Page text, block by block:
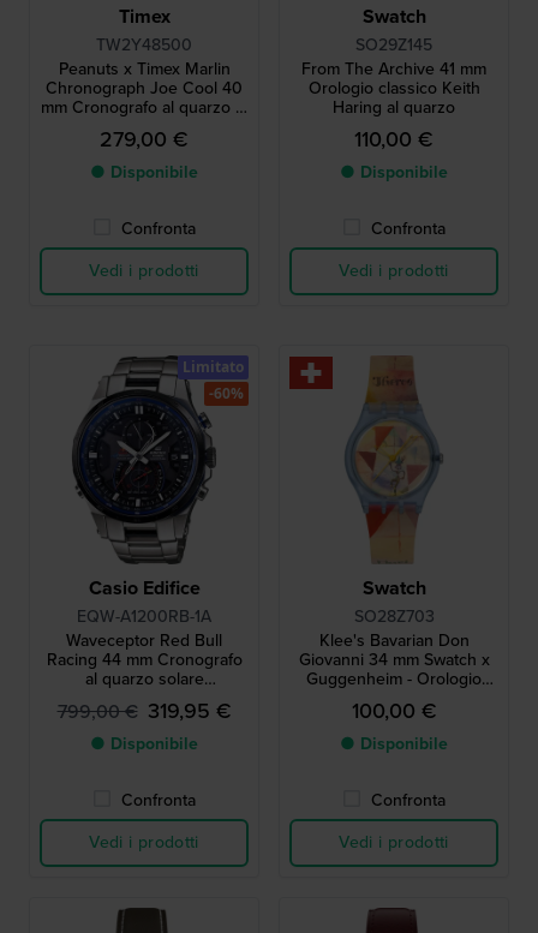
Timex
TW2Y48500
Peanuts x Timex Marlin
Chronograph Joe Cool 40
mm Cronografo al quarzo in
edizione speciale con data
279,00 €
● Disponibile
Confronta
Vedi i prodotti
Swatch
SO29Z145
From The Archive 41 mm
Orologio classico Keith
Haring al quarzo
110,00 €
● Disponibile
Confronta
Vedi i prodotti
Casio Edifice
EQW-A1200RB-1A
Waveceptor Red Bull
Racing 44 mm Cronografo
al quarzo solare
radiocontrollato in edizione
limitata con bussola e ora
mondiale
799,00 € 319,95 €
● Disponibile
Confronta
Vedi i prodotti
Limitato
-60%
Swatch
SO28Z703
Klee's Bavarian Don
Giovanni 34 mm Swatch x
Guggenheim - Orologio
Swatch in edizione speciale
100,00 €
● Disponibile
Confronta
Vedi i prodotti